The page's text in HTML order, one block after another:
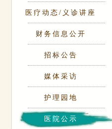
医疗动态/义诊讲座
财务信息公开
招标公告
媒体采访
护理园地
医院公示